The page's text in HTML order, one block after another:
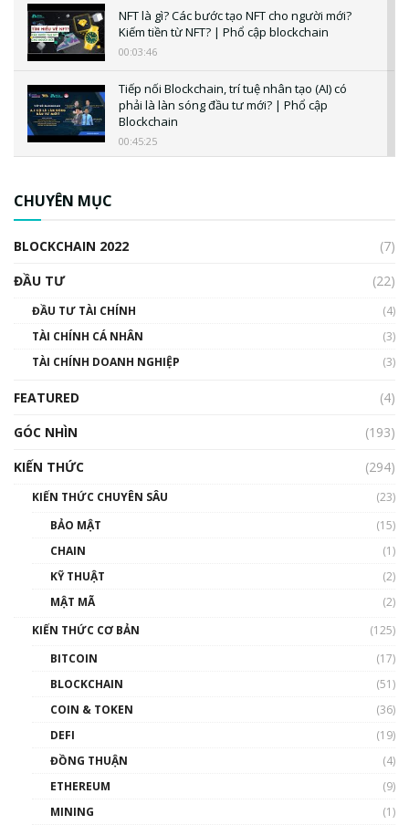
NFT là gì? Các bước tạo NFT cho người mới?
Kiếm tiền từ NFT? | Phổ cập blockchain
00:03:46
Tiếp nối Blockchain, trí tuệ nhân tạo (AI) có
phải là làn sóng đầu tư mới? | Phổ cập
Blockchain
00:45:25
00:02:14
Nhìn lại năm 2022: Những sự kiện ảnh hưởng
đến hệ sinh thái tiền mã hoá | Phổ cập
00:43:47
như thể nào?
00:39:31
Phổ cập Blockchain
CHUYÊN MỤC
BLOCKCHAIN 2022
(7)
ĐẦU TƯ
(22)
ĐẦU TƯ TÀI CHÍNH
(4)
TÀI CHÍNH CÁ NHÂN
(3)
TÀI CHÍNH DOANH NGHIỆP
(3)
FEATURED
(4)
GÓC NHÌN
(193)
KIẾN THỨC
(294)
KIẾN THỨC CHUYÊN SÂU
(23)
BẢO MẬT
(15)
CHAIN
(1)
KỸ THUẬT
(2)
MẬT MÃ
(2)
KIẾN THỨC CƠ BẢN
(125)
BITCOIN
(17)
BLOCKCHAIN
(51)
COIN & TOKEN
(36)
DEFI
(19)
ĐỒNG THUẬN
(4)
ETHEREUM
(9)
MINING
(1)